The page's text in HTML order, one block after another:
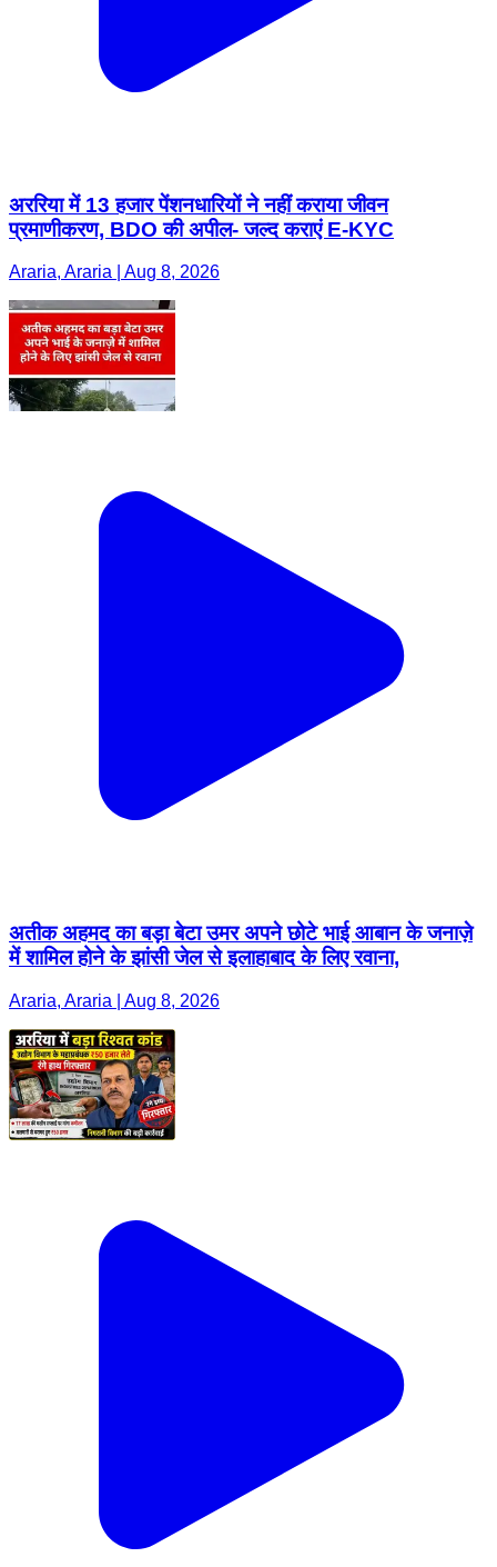
अररिया में 13 हजार पेंशनधारियों ने नहीं कराया जीवन
प्रमाणीकरण, BDO की अपील- जल्द कराएं E-KYC
Araria, Araria | Aug 8, 2026
अतीक अहमद का बड़ा बेटा उमर अपने छोटे भाई आबान के जनाज़े
में शामिल होने के झांसी जेल से इलाहाबाद के लिए रवाना,
Araria, Araria | Aug 8, 2026